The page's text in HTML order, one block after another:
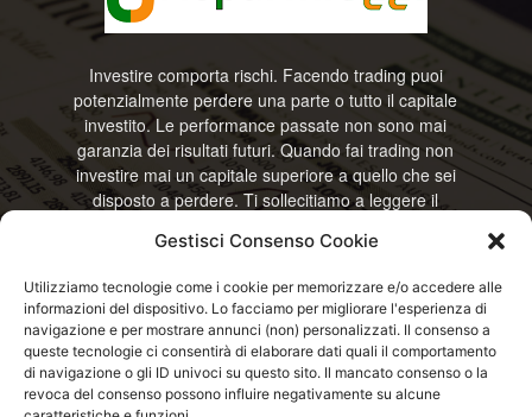
Gestisci Consenso Cookie
Utilizziamo tecnologie come i cookie per memorizzare e/o accedere alle
informazioni del dispositivo. Lo facciamo per migliorare l'esperienza di
navigazione e per mostrare annunci (non) personalizzati. Il consenso a
queste tecnologie ci consentirà di elaborare dati quali il comportamento
di navigazione o gli ID univoci su questo sito. Il mancato consenso o la
revoca del consenso possono influire negativamente su alcune
Investire comporta rischi. Facendo trading puoi
potenzialmente perdere una parte o tutto il capitale
investito. Le performance passate non sono mai
garanzia dei risultati futuri. Quando fai trading non
investire mai un capitale superiore a quello che sei
disposto a perdere. Ti sollecitiamo a leggere il
RisparmiOggi non offre alcun genere di consulenza
e non si assume la responsabilità sull’utilizzo delle
informazioni riportate. Continuando ad accedere o
a usare questo sito o ogni servizio disponibile
questo sito, dichiari di accettare termini e condizioni
previste. © RisparmiOggi